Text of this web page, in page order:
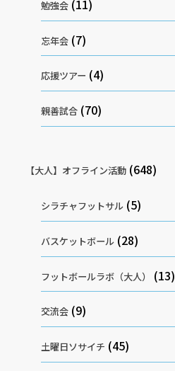
勉強会 (11)
忘年会 (7)
応援ツアー (4)
親善試合 (70)
【大人】オフライン活動(648)
シラチャフットサル (5)
バスケットボール (28)
フットボールラボ（大人） (13)
交流会 (9)
土曜日ソサイチ (45)